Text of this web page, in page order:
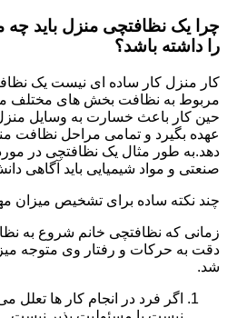
چرا یک نظافتچی منزل باید چه
را داشته باشد؟
کار منزل کار ساده ای نیست یک
مربوط به نظافت بخش های مختلف
حین کار باعث خسارت به وسایل
عهده بگیرد و تمامی مراحل نظافت
دهد.به طور مثال یک نظافتچی در
صنعتی و مواد شیمیایی باید آگاهی
چند نکته ساده برای تشخیص میزان
زمانی که نظافتچی خانم شروع به
دقت به حرکات و رفتار وی متوجه
شد.
اگر فرد در انجام کار ها تعلل می